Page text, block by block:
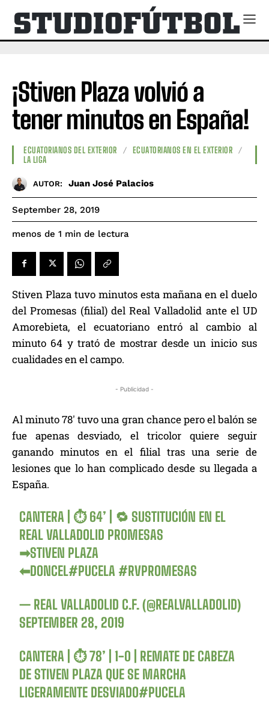
¡Stiven Plaza volvió a
tener minutos en España!
ECUATORIANOS DEL EXTERIOR
ECUATORIANOS EN EL EXTERIOR
LA LIGA
AUTOR: Juan José Palacios
September 28, 2019
menos de 1 min de lectura
Stiven Plaza tuvo minutos esta mañana en el duelo
del Promesas (filial) del Real Valladolid ante el UD
Amorebieta, el ecuatoriano entró al cambio al
minuto 64 y trató de mostrar desde un inicio sus
cualidades en el campo.
- Publicidad -
Al minuto 78′ tuvo una gran chance pero el balón se
fue apenas desviado, el tricolor quiere seguir
ganando minutos en el filial tras una serie de
lesiones que lo han complicado desde su llegada a
España.
CANTERA | ⏱ 64’ | 🔁 SUSTITUCIÓN EN EL
REAL VALLADOLID PROMESAS
➡STIVEN PLAZA
⬅DONCEL#PUCELA #RVPROMESAS
— REAL VALLADOLID C.F. (@REALVALLADOLID)
SEPTEMBER 28, 2019
CANTERA | ⏱ 78’ | 1-0 | REMATE DE CABEZA
DE STIVEN PLAZA QUE SE MARCHA
LIGERAMENTE DESVIADO#PUCELA